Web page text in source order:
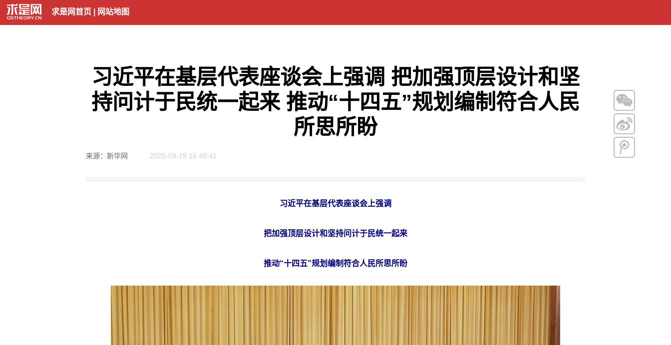
求是网首页 网站地图
习近平在基层代表座谈会上强调 把加强顶层设计和坚
持问计于民统一起来 推动“十四五”规划编制符合人民
所思所盼
来源：新华网 2020-09-19 16:48:41
习近平在基层代表座谈会上强调
把加强顶层设计和坚持问计于民统一起来
推动“十四五”规划编制符合人民所思所盼